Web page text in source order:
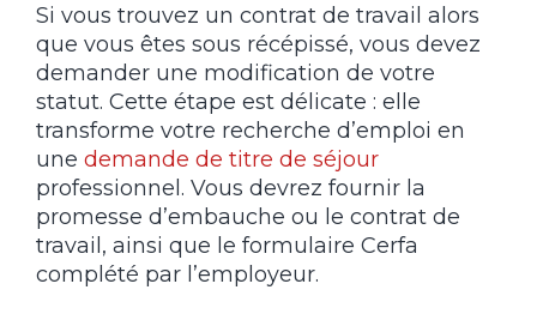
Si vous trouvez un contrat de travail alors
que vous êtes sous récépissé, vous devez
demander une modification de votre
statut. Cette étape est délicate : elle
transforme votre recherche d’emploi en
une demande de titre de séjour
professionnel. Vous devrez fournir la
promesse d’embauche ou le contrat de
travail, ainsi que le formulaire Cerfa
complété par l’employeur.